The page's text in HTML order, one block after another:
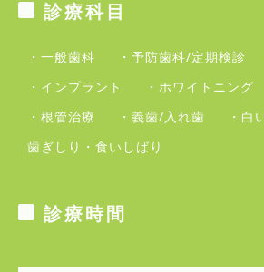
診療科目
・一般歯科 ・予防歯科/定期検診
・インプラント
・ホワイトニング
・根管治療
・義歯/入れ歯
・白
歯ぎしり・食いしばり
診療時間